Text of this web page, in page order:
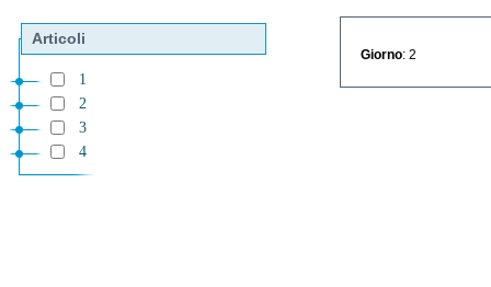
Articoli
1
2
3
4
Giorno : 2